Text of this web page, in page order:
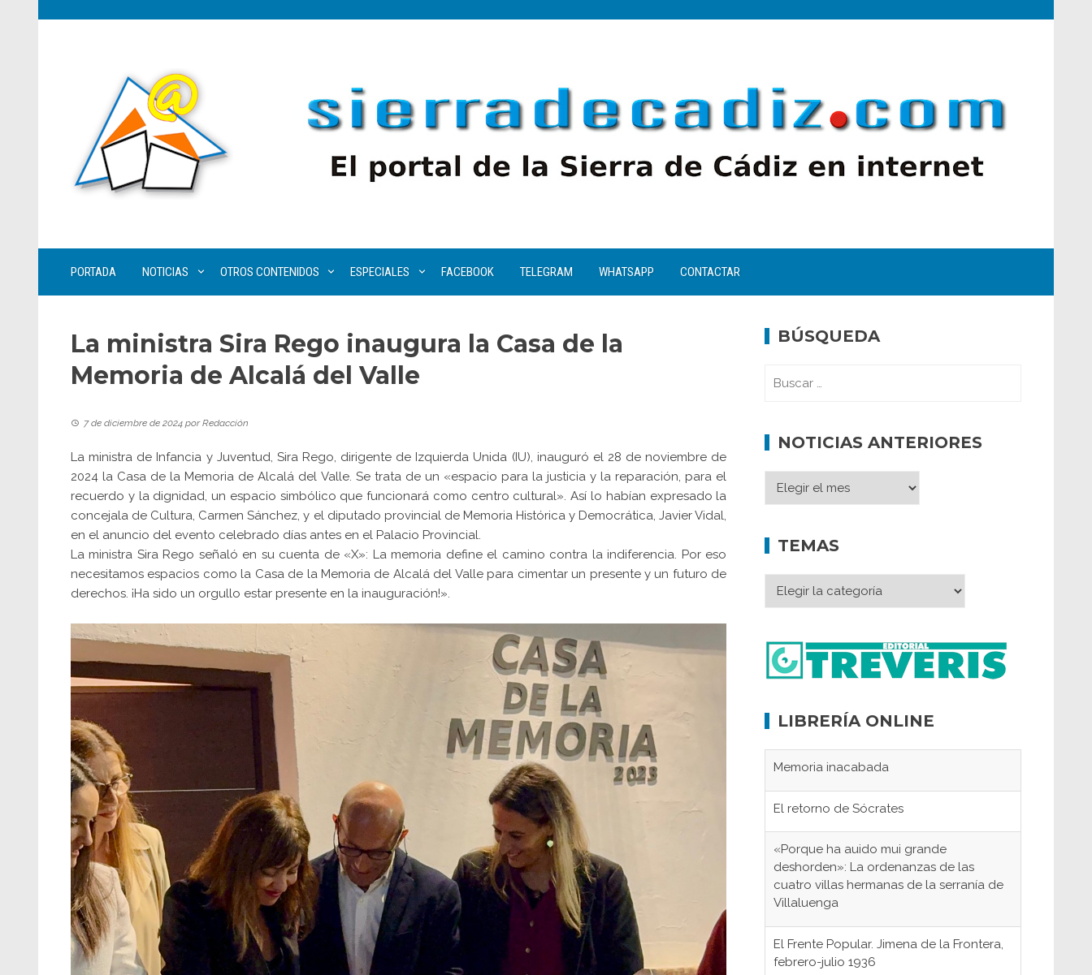
PORTADA NOTICIAS OTROS CONTENIDOS ESPECIALES FACEBOOK TELEGRAM WHATSAPP CONTACTAR
La ministra Sira Rego inaugura la Casa de la
Memoria de Alcalá del Valle
7 de diciembre de 2024 porRedacción
La ministra de Infancia y Juventud, Sira Rego, dirigente de Izquierda Unida (IU), inauguró el 28 de noviembre de
2024 la Casa de la Memoria de Alcalá del Valle. Se trata de un «espacio para la justicia y la reparación, para el
recuerdo y la dignidad, un espacio simbólico que funcionará como centro cultural». Así lo habían expresado la
concejala de Cultura, Carmen Sánchez, y el diputado provincial de Memoria Histórica y Democrática, Javier Vidal,
en el anuncio del evento celebrado días antes en el Palacio Provincial.
La ministra Sira Rego señaló en su cuenta de «X»: La memoria define el camino contra la indiferencia. Por eso
necesitamos espacios como la Casa de la Memoria de Alcalá del Valle para cimentar un presente y un futuro de
derechos. ¡Ha sido un orgullo estar presente en la inauguración!».
BÚSQUEDA
NOTICIAS ANTERIORES
TEMAS
LIBRERÍA ONLINE
El retorno de Sócrates
«Porque ha auido mui grande
cuatro villas hermanas de la serranía de
Villaluenga
El Frente Popular. Jimena de la Frontera,
República, Guerra Civil y represión en